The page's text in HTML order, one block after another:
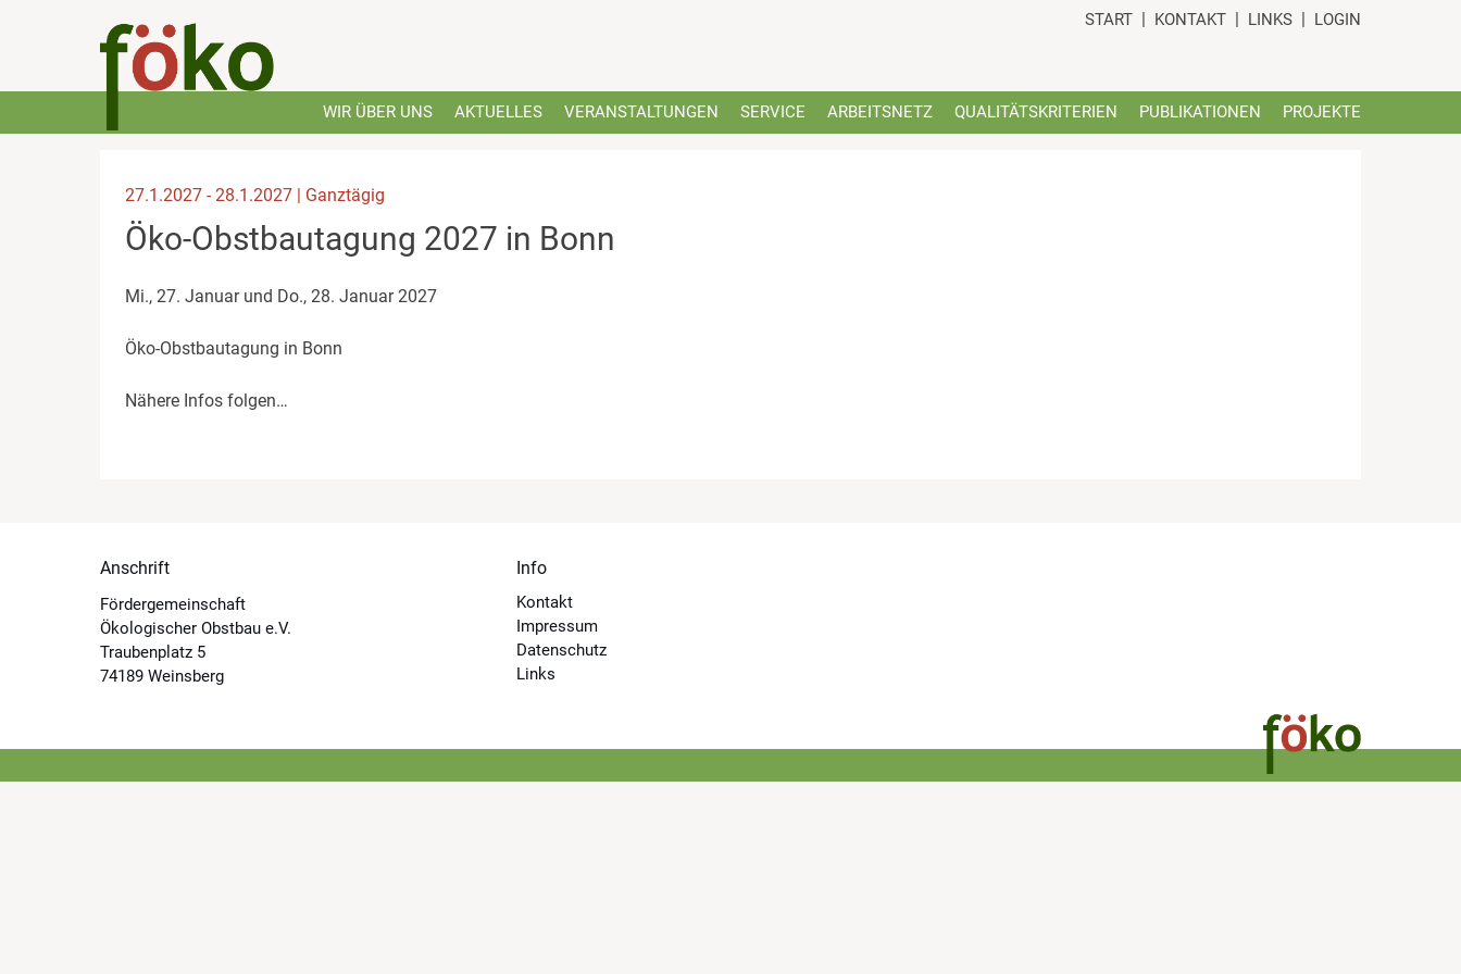
START KONTAKT LINKS LOGIN
WIR ÜBER UNS AKTUELLES VERANSTALTUNGEN SERVICE ARBEITSNETZ QUALITÄTSKRITERIEN PUBLIKATIONEN PROJEKTE
27.1.2027 - 28.1.2027 | Ganztägig
Öko-Obstbautagung 2027 in Bonn
Mi., 27. Januar und Do., 28. Januar 2027
Öko-Obstbautagung in Bonn
Nähere Infos folgen…
Anschrift
Fördergemeinschaft
Ökologischer Obstbau e.V.
Traubenplatz 5
74189 Weinsberg
Info
Kontakt
Impressum
Datenschutz
Links